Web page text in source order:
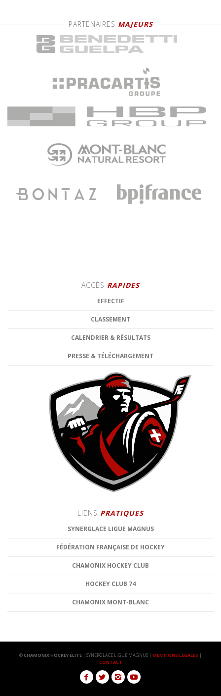
PARTENAIRES MAJEURS
ACCÈS RAPIDES
EFFECTIF
CLASSEMENT
CALENDRIER & RÉSULTATS
PRESSE & TÉLÉCHARGEMENT
LIENS PRATIQUES
SYNERGLACE LIGUE MAGNUS
FÉDÉRATION FRANÇAISE DE HOCKEY
CHAMONIX HOCKEY CLUB
HOCKEY CLUB 74
CHAMONIX MONT-BLANC
© CHAMONIX HOCKEY ÉLITE | SYNERGLACE LIGUE MAGNUS | MENTIONS LÉGALES |
CONTACT